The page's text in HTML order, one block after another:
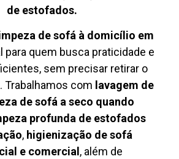
de estofados.
de sofá à domicílio em
para quem busca praticidade e
sem precisar retirar o
Trabalhamos com lavagem de
de sofá a seco quando
profunda de estofados
, higienização de sofá
e comercial , além de